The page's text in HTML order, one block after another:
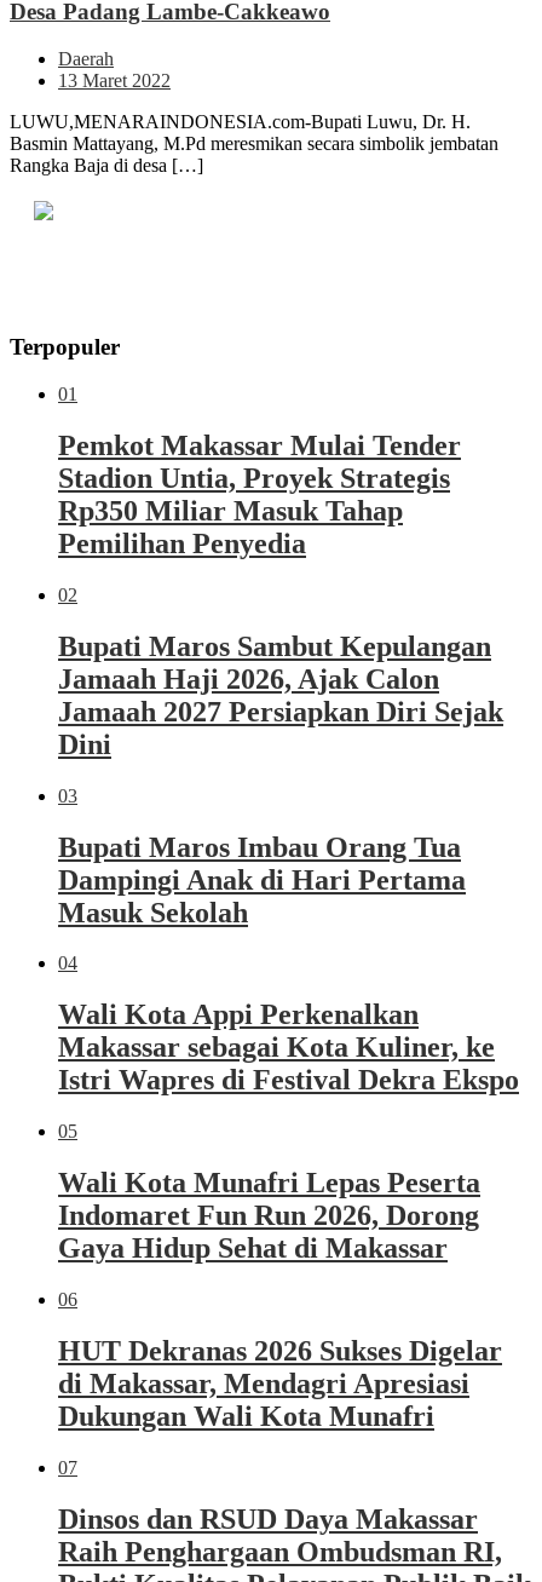
Desa Padang Lambe-Cakkeawo
Daerah
13 Maret 2022
LUWU,MENARAINDONESIA.com-Bupati Luwu, Dr. H.
Basmin Mattayang, M.Pd meresmikan secara simbolik jembatan
Rangka Baja di desa […]
Terpopuler
01
Pemkot Makassar Mulai Tender
Stadion Untia, Proyek Strategis
Rp350 Miliar Masuk Tahap
Pemilihan Penyedia
02
Bupati Maros Sambut Kepulangan
Jamaah Haji 2026, Ajak Calon
Jamaah 2027 Persiapkan Diri Sejak
Dini
03
Bupati Maros Imbau Orang Tua
Dampingi Anak di Hari Pertama
Masuk Sekolah
04
Wali Kota Appi Perkenalkan
Makassar sebagai Kota Kuliner, ke
Istri Wapres di Festival Dekra Ekspo
05
Wali Kota Munafri Lepas Peserta
Indomaret Fun Run 2026, Dorong
Gaya Hidup Sehat di Makassar
06
HUT Dekranas 2026 Sukses Digelar
di Makassar, Mendagri Apresiasi
Dukungan Wali Kota Munafri
07
Dinsos dan RSUD Daya Makassar
Raih Penghargaan Ombudsman RI,